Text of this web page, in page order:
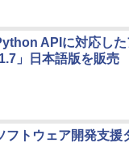
APIに対応し
」日本語版を販売
フトウェア開発支援